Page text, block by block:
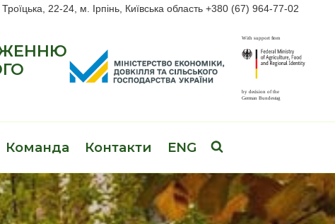
Троїцька, 22-24, м. Ірпінь, Київська область +380 (67) 964-77-02
Команда Контакти ENG